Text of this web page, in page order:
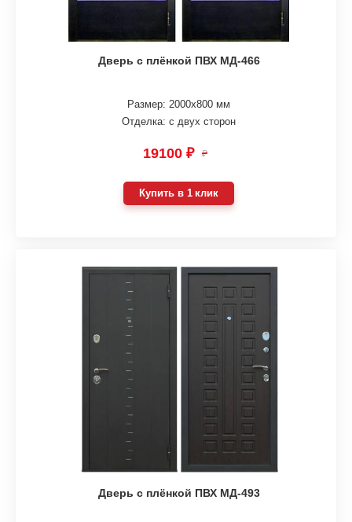
Дверь с плёнкой ПВХ МД-466
Размер: 2000х800 мм
Отделка: с двух сторон
19100 ₽ ₽
Купить в 1 клик
Дверь с плёнкой ПВХ МД-493